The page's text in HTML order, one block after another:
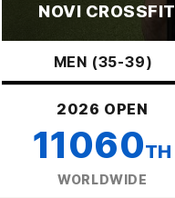
NOVI CROSSFIT
MEN (35-39)
2026 OPEN
11060TH
WORLDWIDE